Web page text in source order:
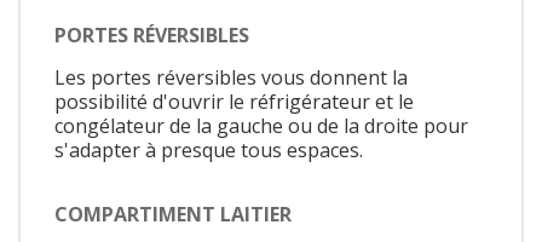
PORTES RÉVERSIBLES
Les portes réversibles vous donnent la
possibilité d'ouvrir le réfrigérateur et le
congélateur de la gauche ou de la droite pour
s'adapter à presque tous espaces.
COMPARTIMENT LAITIER